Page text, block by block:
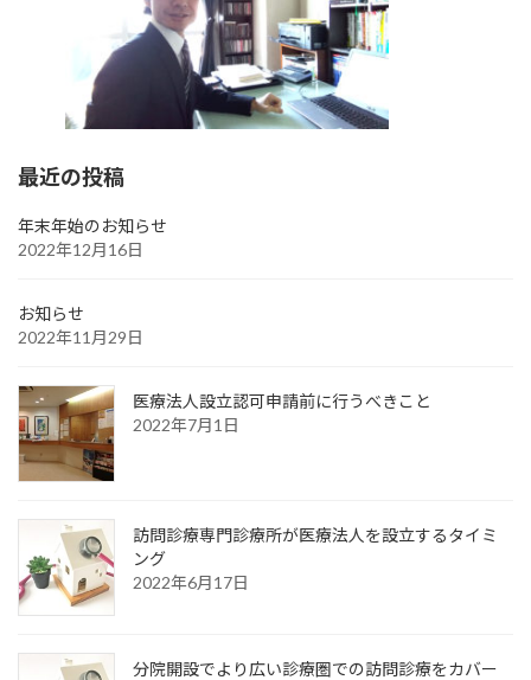
最近の投稿
年末年始のお知らせ
2022年12月16日
お知らせ
2022年11月29日
医療法人設立認可申請前に行うべきこと
2022年7月1日
訪問診療専門診療所が医療法人を設立するタイミ
ング
2022年6月17日
分院開設でより広い診療圏での訪問診療をカバー